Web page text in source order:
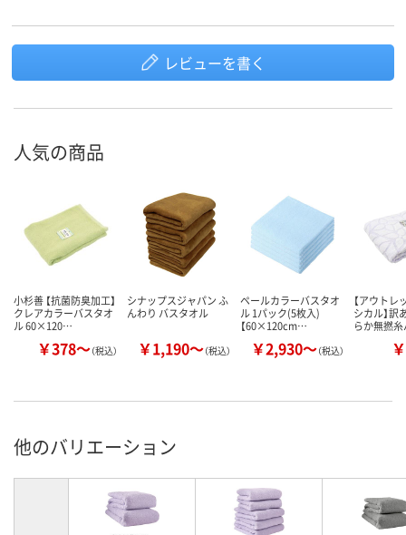
レビューを書く
人気の商品
小杉善 【抗菌防臭加工】
クレアカラーバスタオ
ル 60×120…
￥378～（税込）
シナップスジャパン ふ
んわり バスタオル
￥1,190～（税込）
ペールカラーバスタオ
ル 1パック(5枚入)
【60×120cm…
￥2,930～（税込）
【アウトレ
シカル】訳
らか無撚
他のバリエーション